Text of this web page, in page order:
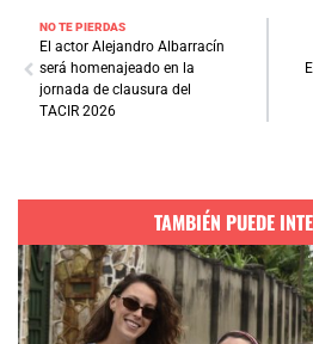
NO TE PIERDAS
El actor Alejandro Albarracín
será homenajeado en la
jornada de clausura del
TACIR 2026
TAMBIÉN PUEDE